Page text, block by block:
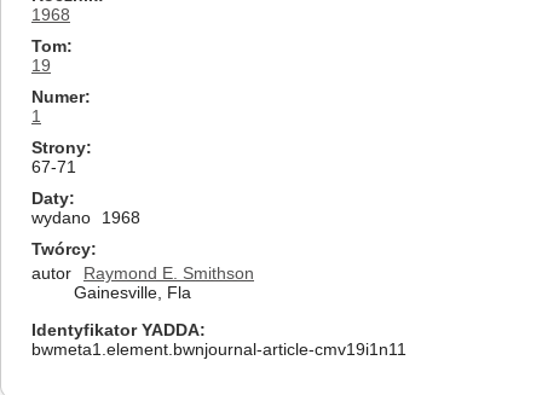
1968
Tom
19
Numer
1
Strony
67-71
Daty
wydano
1968
Twórcy
autor
Raymond E. Smithson
Gainesville, Fla
Identyfikator YADDA
bwmeta1.element.bwnjournal-article-cmv19i1n11